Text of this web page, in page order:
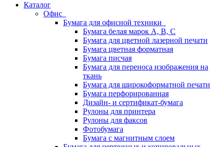
Каталог
Офис
Бумага для офисной техники
Бумага белая марок А, В, С
Бумага для цветной лазерной печати
Бумага цветная форматная
Бумага писчая
Бумага для переноса изображения на
ткань
Бумага для широкоформатной печати
Бумага перфорированная
Дизайн- и сертификат-бумага
Рулоны для принтера
Рулоны для факсов
Фотобумага
Бумага с магнитным слоем